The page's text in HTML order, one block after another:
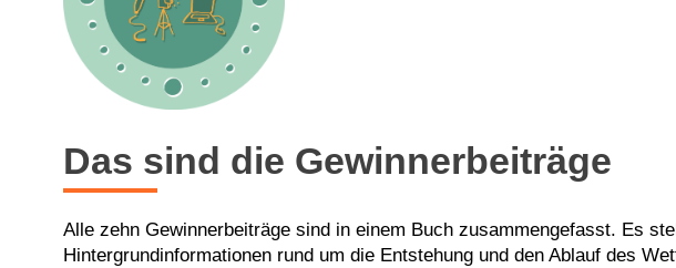
Das sind die Gewinnerbeiträge
Alle zehn Gewinnerbeiträge sind in einem Buch zusammengefasst. Es
Hintergrundinformationen rund um die Entstehung und den Ablauf des